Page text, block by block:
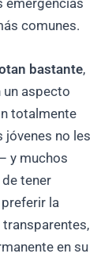
emergencias
comunes.
bastante,
aspecto
totalmente
jóvenes no les
y muchos
tener
la
en su